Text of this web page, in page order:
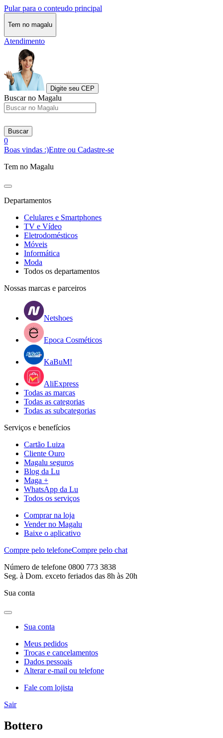
Pular para o conteudo principal
Tem no magalu
Atendimento
Digite seu CEP
Buscar no Magalu
Buscar
0
Boas vindas :)Entre ou Cadastre-se
Tem no Magalu
Departamentos
Celulares e Smartphones
TV e Vídeo
Eletrodomésticos
Móveis
Informática
Moda
Todos os departamentos
Nossas marcas e parceiros
Netshoes
Epoca Cosméticos
KaBuM!
AliExpress
Todas as marcas
Todas as categorias
Todas as subcategorias
Serviços e benefícios
Cartão Luiza
Cliente Ouro
Magalu seguros
Blog da Lu
Maga +
WhatsApp da Lu
Todos os serviços
Comprar na loja
Vender no Magalu
Baixe o aplicativo
Compre pelo telefoneCompre pelo chat
Número de telefone 0800 773 3838
Seg. à Dom. exceto feriados das 8h às 20h
Sua conta
Sua conta
Meus pedidos
Trocas e cancelamentos
Dados pessoais
Alterar e-mail ou telefone
Fale com lojista
Sair
Bottero